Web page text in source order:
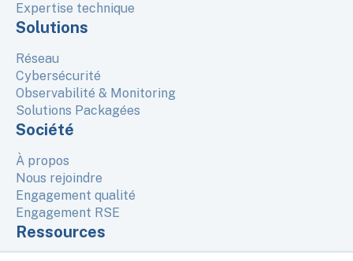
Expertise technique
Solutions
Réseau
Cybersécurité
Observabilité & Monitoring
Solutions Packagées
Société
À propos
Nous rejoindre
Engagement qualité
Engagement RSE
Ressources